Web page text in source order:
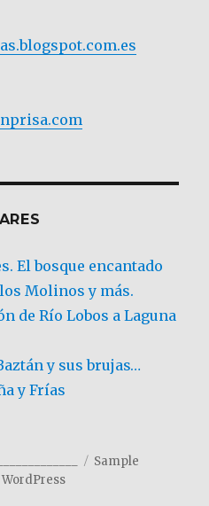
El bosque encantado
los Molinos y más.
de Río Lobos a Laguna
y sus brujas…
y Frías
Sample